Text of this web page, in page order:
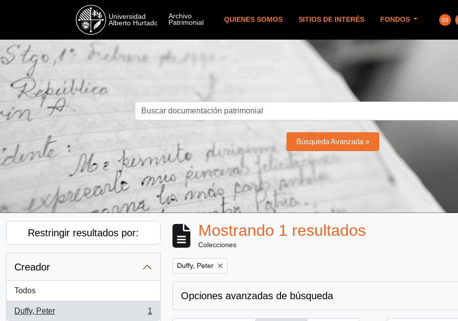
QUIENES SOMOS SITIOS DE INTERÉS FONDOS
Búsqueda Avanzada »
Restringir resultados por:
Creador
Todos
Duffy, Peter
, 1 resultados
1
Mostrando 1 resultados
Colecciones
Remove filter:
Duffy, Peter
Opciones avanzadas de búsqueda